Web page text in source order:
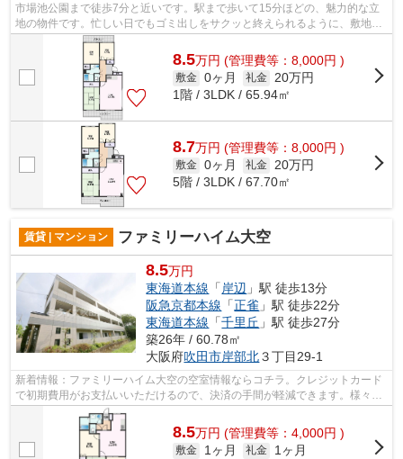
市場池公園まで徒歩7分と近いです。駅まで歩いて15分ほどの、魅力的な立
地の物件です。忙しい日でもゴミ出しをサクッと終えられるように、敷地内
にゴミ置き場を設置しています。RC構造...
8.5万円 (管理費等：8,000円 )
敷金 0ヶ月 礼金 20万円
1階 / 3LDK / 65.94㎡
8.7万円 (管理費等：8,000円 )
敷金 0ヶ月 礼金 20万円
5階 / 3LDK / 67.70㎡
賃貸 | マンション ファミリーハイム大空
8.5万円
東海道本線 「岸辺 」駅 徒歩13分
阪急京都本線 「正雀 」駅 徒歩22分
東海道本線 「千里丘 」駅 徒歩27分
築26年 / 60.78㎡
大阪府吹田市岸部北３丁目29-1
新着情報：ファミリーハイム大空の空室情報ならコチラ。クレジットカード
で初期費用がお支払いいただけるので、決済の手間が軽減できます。様々な
場所へのアクセスが便利になる、2駅利...
8.5万円 (管理費等：4,000円 )
敷金 1ヶ月 礼金
1ヶ月